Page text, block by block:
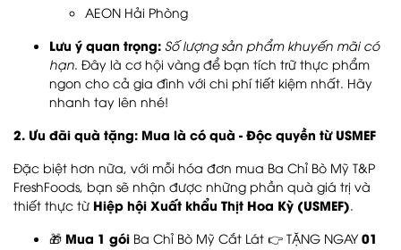
AEON Hải Phòng
Lưu ý quan trọng: Số lượng sản phẩm khuyến mãi có
hạn. Đây là cơ hội vàng để bạn tích trữ thực phẩm
ngon cho cả gia đình với chi phí tiết kiệm nhất. Hãy
nhanh tay lên nhé!
2. Ưu đãi quà tặng: Mua là có quà - Độc quyền từ USMEF
Đặc biệt hơn nữa, với mỗi hóa đơn mua Ba Chỉ Bò Mỹ T&P
FreshFoods, bạn sẽ nhận được những phần quà giá trị và
thiết thực từ Hiệp hội Xuất khẩu Thịt Hoa Kỳ (USMEF).
🎁 Mua 1 gói Ba Chỉ Bò Mỹ Cắt Lát 👉 TẶNG NGAY 01